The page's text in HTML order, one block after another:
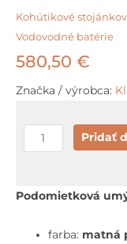
Kohútikové
Vodovodné batérie
580,50 €
Značka / výrobca:
množstvo
Kludi
Fonte
batéria
Pridať
Podomietková
farba: matná